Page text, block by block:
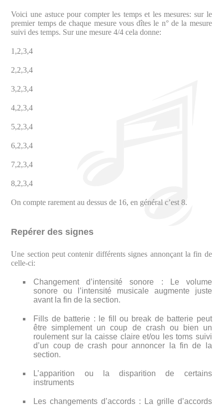
Voici une astuce pour compter les temps et les mesures: sur le
premier temps de chaque mesure vous dîtes le n° de la mesure
suivi des temps. Sur une mesure 4/4 cela donne:
1,2,3,4
2,2,3,4
3,2,3,4
4,2,3,4
5,2,3,4
6,2,3,4
7,2,3,4
8,2,3,4
On compte rarement au dessus de 16, en général c’est 8.
Repérer des signes
Une section peut contenir différents signes annonçant la fin de
celle-ci:
Changement d’intensité sonore : Le volume
sonore ou l’intensité musicale augmente juste
avant la fin de la section.
Fills de batterie : le fill ou break de batterie peut
être simplement un coup de crash ou bien un
roulement sur la caisse claire et/ou les toms suivi
d’un coup de crash pour annoncer la fin de la
section.
L’apparition ou la disparition de certains
instruments
Les changements d’accords : La grille d’accords